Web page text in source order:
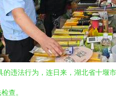
违法行为，连日来，湖北省十
查。